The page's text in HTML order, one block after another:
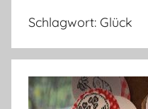
Schlagwort: Glück